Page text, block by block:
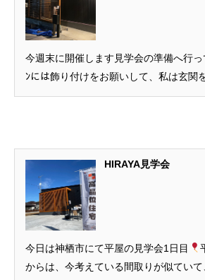
今週末に開催します見学会の準備へ行
ﾝには飾り付けをお願いして、私は玄関
HIRAYA見学会
今日は神栖市にて平屋の見学会1日目
からは、今考えている間取りが似ていて